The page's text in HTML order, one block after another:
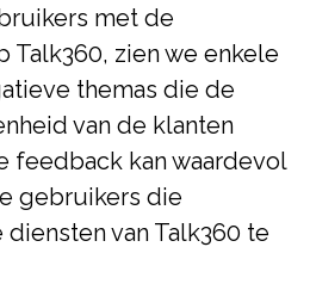
met de
Talk360, zien we enkele
themas die de
van de klanten
feedback kan waardevol
gebruikers die
van Talk360 te